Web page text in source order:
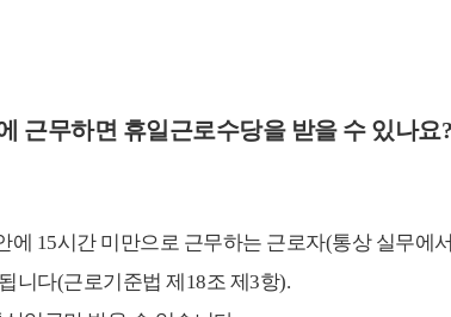
근무하면 휴일근로수당을 받을 수 있나요?
15시간 미만으로 근무하는 근로자(통상 실무에
니다(근로기준법 제18조 제3항).